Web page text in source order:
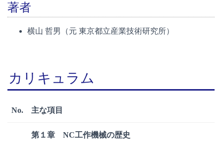
著者
横山 哲男（元 東京都立産業技術研究所）
カリキュラム
No. 主な項目
第１章 NC工作機械の歴史